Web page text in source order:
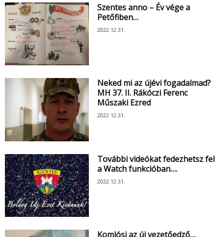
Szentes anno – Év vége a
Petőfiben…
2022.12.31.
Neked mi az újévi fogadalmad?
MH 37. II. Rákóczi Ferenc
Műszaki Ezred
2022.12.31.
További videókat fedezhetsz fel
a Watch funkcióban….
2022.12.31.
Komlósi az új vezetőedző…